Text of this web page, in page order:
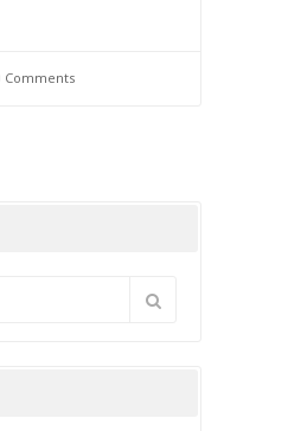
Comments